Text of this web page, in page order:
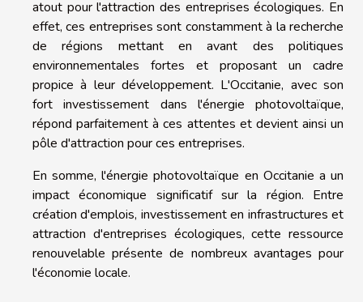
atout pour l'attraction des entreprises écologiques. En
effet, ces entreprises sont constamment à la recherche
de régions mettant en avant des politiques
environnementales fortes et proposant un cadre
propice à leur développement. L'Occitanie, avec son
fort investissement dans l'énergie photovoltaïque,
répond parfaitement à ces attentes et devient ainsi un
pôle d'attraction pour ces entreprises.
En somme, l'énergie photovoltaïque en Occitanie a un
impact économique significatif sur la région. Entre
création d'emplois, investissement en infrastructures et
attraction d'entreprises écologiques, cette ressource
renouvelable présente de nombreux avantages pour
l'économie locale.